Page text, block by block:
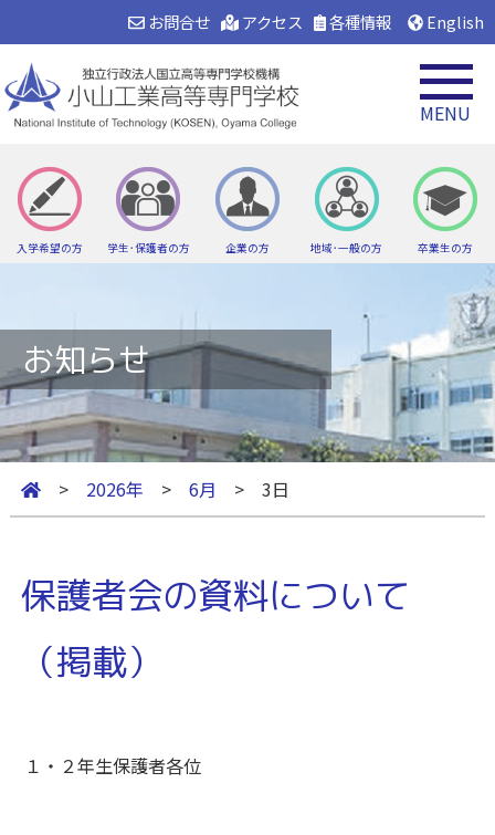
English
各種情報
アクセス
お問合せ
入学希望の方 学生･保護者の方 企業の方 地域･一般の方 卒業生の方
MENU
お知らせ
> 2026年 > 6月 > 3日
保護者会の資料について
（掲載）
１・２年生保護者各位